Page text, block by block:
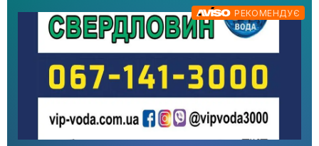
РЕКОМЕНДУЄ